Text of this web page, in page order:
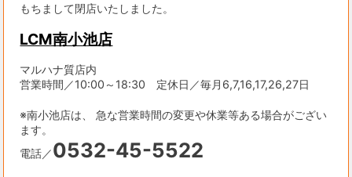
もちまして閉店いたしました。
LCM南小池店
マルハナ質店内
営業時間／10:00～18:30 定休日／毎月6,7,16,17,26,27日
※南小池店は、 急な営業時間の変更や休業等ある場合がござい
ます。
電話／0532-45-5522